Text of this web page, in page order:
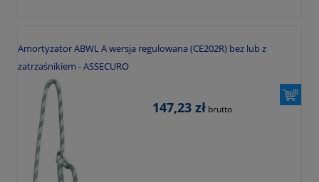
Amortyzator ABWL A wersja regulowana (CE202R) bez lub z
zatrzaśnikiem - ASSECURO
147,23 zł brutto